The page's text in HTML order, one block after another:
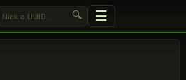
🔍 ☰